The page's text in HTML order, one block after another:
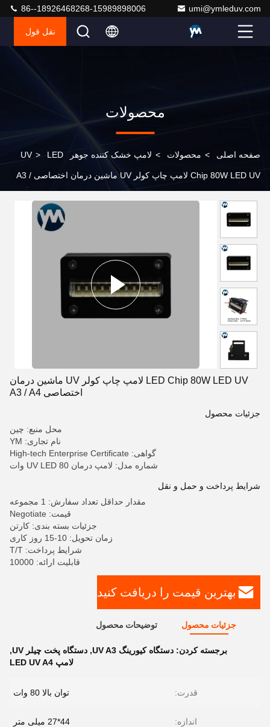
umi@ymleduv.com
86--18926468268-15989898006
نقل قول
محصولات
صفحه اصلی > محصولات > لامپ خشک کننده جوهر UV > LED
Chip 80W LED UV لامپ چاپ کولر UV ماشین درمان اختصاصی A3 /
LED Chip 80W LED UV لامپ چاپ کولر UV ماشین درمان
اختصاصی A3 / A4
جزئیات محصول
محل منبع: چین
نام تجاری: YM
گواهی: High-tech Enterprise Certificate
شماره مدل: لامپ درمان UV LED 80 وات
شرایط پرداخت و حمل و نقل
مقدار حداقل تعداد سفارش: 1 مجموعه
قیمت: Negotiate
جزئیات بسته بندی: کارتن
زمان تحویل: 10-15 روز کاری
شرایط پرداخت: T/T
قابلیت ارائه: 10000
بهترین قیمت را دریافت کنید
جزئیات محصول توضیحات محصول
برجسته کردن: دستگاه کیورینگ UV A3 , دستگاه پخت چیلر UV
,
لامپ LED UV A4
قدرت: توان بالا 80 وات
اندازه: 44*27 میلی متر